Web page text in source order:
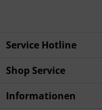
Service Hotline
Shop Service
Informationen